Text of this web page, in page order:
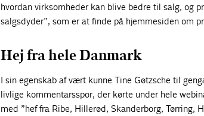
hvordan virksomheder kan blive bedre til salg, og
salgsdyder”, som er at finde på hjemmesiden om
Hej fra hele Danmark
I sin egenskab af vært kunne Tine Gøtzsche til
livlige kommentarsspor, der kørte under hele
med ”hef fra Ribe, Hillerød, Skanderborg, Tørring,